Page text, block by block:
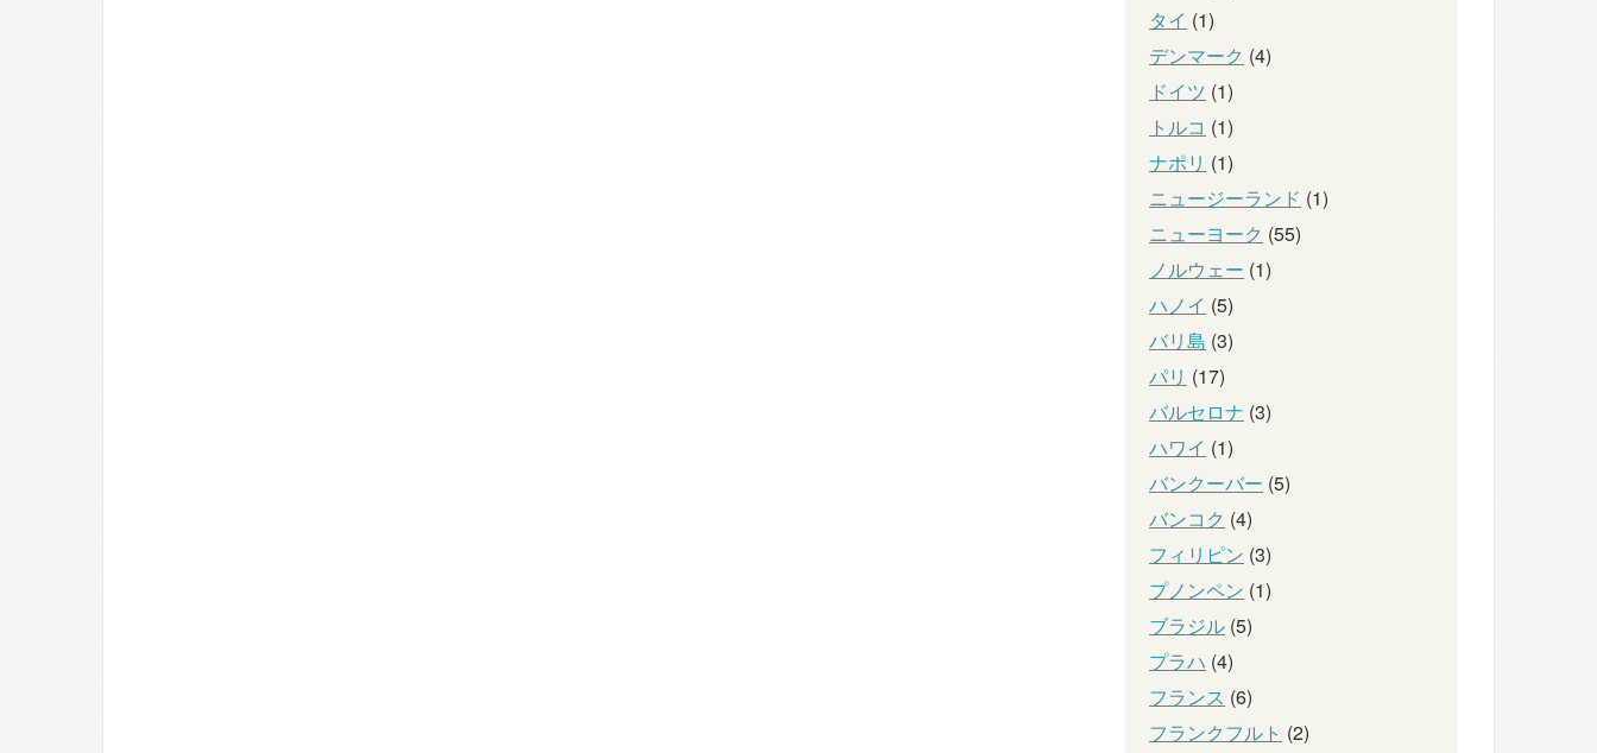
タイ (1)
デンマーク (4)
ドイツ (1)
トルコ (1)
ナポリ (1)
ニュージーランド (1)
ニューヨーク (55)
ノルウェー (1)
ハノイ (5)
バリ島 (3)
パリ (17)
バルセロナ (3)
ハワイ (1)
バンクーバー (5)
バンコク (4)
フィリピン (3)
プノンペン (1)
ブラジル (5)
プラハ (4)
フランス (6)
フランクフルト (2)